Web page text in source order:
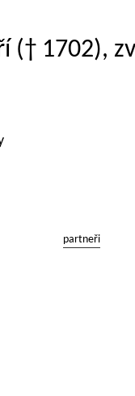
(† 1702),
partneři